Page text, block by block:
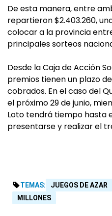
De esta manera, entre
repartieron $2.403.260,
colocar a la provincia
principales sorteos
Desde la Caja de Acción
premios tienen un plazo
cobrados. En el caso del
el próximo 29 de junio,
Loto tendrá tiempo hasta
presentarse y realizar el
TEMAS: JUEGOS DE AZAR
MILLONES